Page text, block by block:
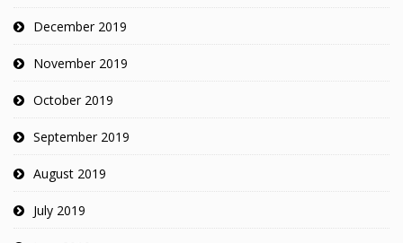
December 2019
November 2019
October 2019
September 2019
August 2019
July 2019